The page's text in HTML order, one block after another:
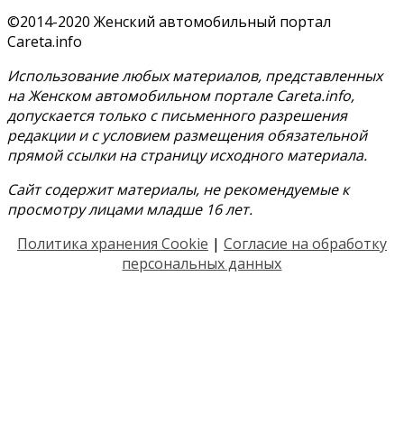
©2014-2020 Женский автомобильный портал
Careta.info
Использование любых материалов, представленных
на Женском автомобильном портале Careta.info,
допускается только с письменного разрешения
редакции и с условием размещения обязательной
прямой ссылки на страницу исходного материала.
Сайт содержит материалы, не рекомендуемые к
просмотру лицами младше 16 лет.
Политика хранения Cookie | Согласие на обработку
персональных данных